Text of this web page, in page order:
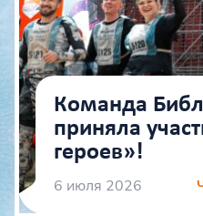
Команда
приняла
героев»!
6 июля 2026